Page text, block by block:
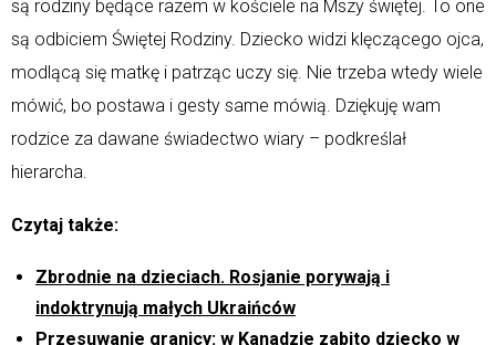
są rodziny będące razem w kościele na Mszy świętej. To one
są odbiciem Świętej Rodziny. Dziecko widzi klęczącego ojca,
modlącą się matkę i patrząc uczy się. Nie trzeba wtedy wiele
mówić, bo postawa i gesty same mówią. Dziękuję wam
rodzice za dawane świadectwo wiary – podkreślał
hierarcha.
Czytaj także:
Zbrodnie na dzieciach. Rosjanie porywają i
indoktrynują małych Ukraińców
Przesuwanie granicy: w Kanadzie zabito dziecko w